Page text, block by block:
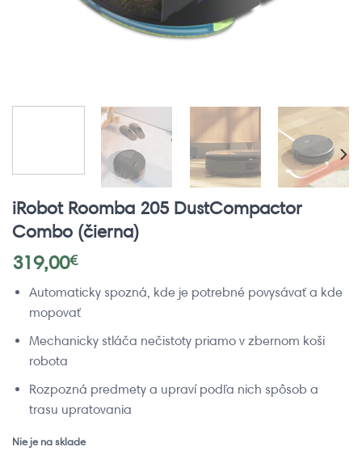
iRobot Roomba 205 DustCompactor
Combo (čierna)
319,00€
Automaticky spozná, kde je potrebné povysávať a kde
mopovať
Mechanicky stláča nečistoty priamo v zbernom koši
robota
Rozpozná predmety a upraví podľa nich spôsob a
trasu upratovania
Nie je na sklade